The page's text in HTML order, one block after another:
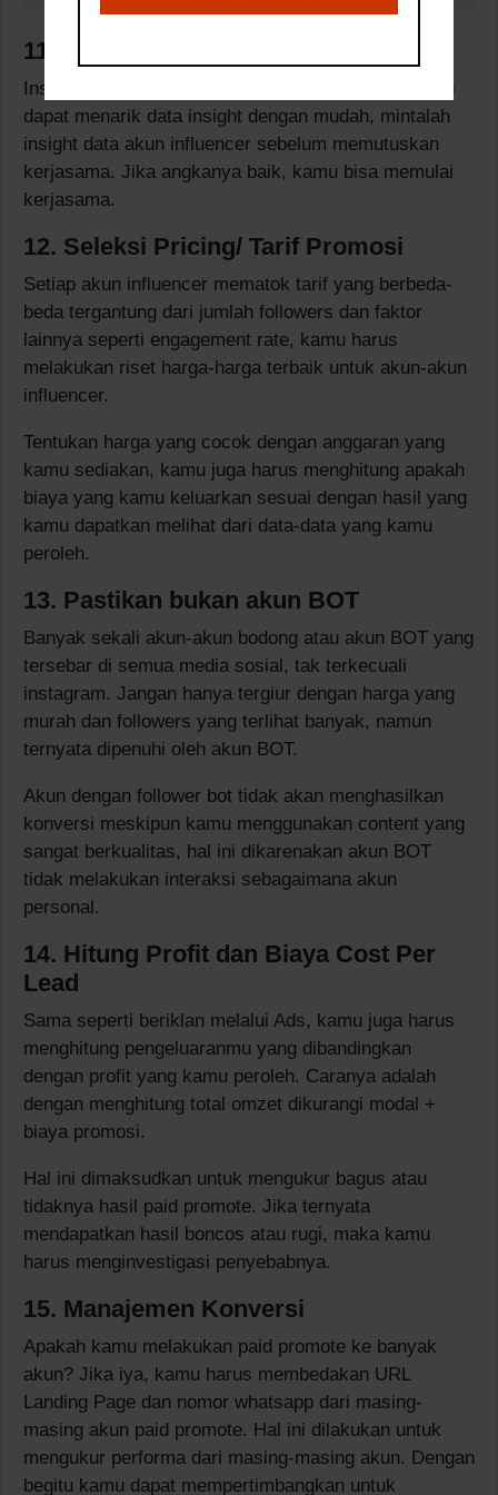
11. Minta Insight Data
Instagram memiliki fitur bisnis di mana pemilik akun
dapat menarik data insight dengan mudah, mintalah
insight data akun influencer sebelum memutuskan
kerjasama. Jika angkanya baik, kamu bisa memulai
kerjasama.
12. Seleksi Pricing/ Tarif Promosi
Setiap akun influencer mematok tarif yang berbeda-
beda tergantung dari jumlah followers dan faktor
lainnya seperti engagement rate, kamu harus
melakukan riset harga-harga terbaik untuk akun-akun
influencer.
Tentukan harga yang cocok dengan anggaran yang
kamu sediakan, kamu juga harus menghitung apakah
biaya yang kamu keluarkan sesuai dengan hasil yang
kamu dapatkan melihat dari data-data yang kamu
peroleh.
13. Pastikan bukan akun BOT
Banyak sekali akun-akun bodong atau akun BOT yang
tersebar di semua media sosial, tak terkecuali
instagram. Jangan hanya tergiur dengan harga yang
murah dan followers yang terlihat banyak, namun
ternyata dipenuhi oleh akun BOT.
Akun dengan follower bot tidak akan menghasilkan
konversi meskipun kamu menggunakan content yang
sangat berkualitas, hal ini dikarenakan akun BOT
tidak melakukan interaksi sebagaimana akun
personal.
14. Hitung Profit dan Biaya Cost Per
Lead
Sama seperti beriklan melalui Ads, kamu juga harus
menghitung pengeluaranmu yang dibandingkan
dengan profit yang kamu peroleh. Caranya adalah
dengan menghitung total omzet dikurangi modal +
biaya promosi.
Hal ini dimaksudkan untuk mengukur bagus atau
tidaknya hasil paid promote. Jika ternyata
mendapatkan hasil boncos atau rugi, maka kamu
harus menginvestigasi penyebabnya.
15. Manajemen Konversi
Apakah kamu melakukan paid promote ke banyak
akun? Jika iya, kamu harus membedakan URL
Landing Page dan nomor whatsapp dari masing-
masing akun paid promote. Hal ini dilakukan untuk
mengukur performa dari masing-masing akun. Dengan
begitu kamu dapat mempertimbangkan untuk